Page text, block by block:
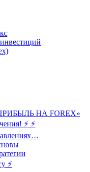
НА FOREX»
⚡ ⚡
⚡️